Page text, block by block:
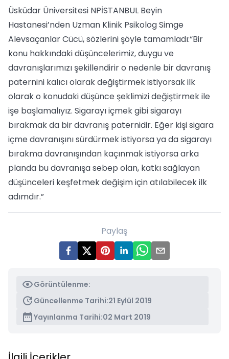
Üsküdar Üniversitesi NPİSTANBUL Beyin
Hastanesi’nden Uzman Klinik Psikolog Simge
Alevsaçanlar Cücü, sözlerini şöyle tamamladı:“Bir
konu hakkındaki düşüncelerimiz, duygu ve
davranışlarımızı şekillendirir o nedenle bir davranış
paternini kalıcı olarak değiştirmek istiyorsak ilk
olarak o konudaki düşünce şeklimizi değiştirmek ile
işe başlamalıyız. Sigarayı içmek gibi sigarayı
bırakmak da bir davranış paternidir. Eğer kişi sigara
içme davranışını sürdürmek istiyorsa ya da sigarayı
bırakma davranışından kaçınmak istiyorsa arka
planda bu davranışa sebep olan, katkı sağlayan
düşünceleri keşfetmek değişim için atılabilecek ilk
adımdır.”
Paylaş
Görüntülenme:
Güncellenme Tarihi:21 Eylül 2019
Yayınlanma Tarihi:02 Mart 2019